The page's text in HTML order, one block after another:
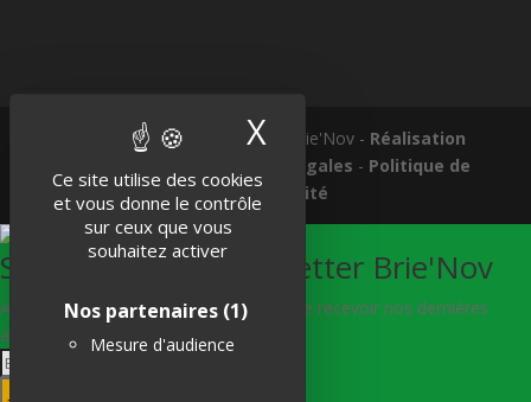
Ce site utilise des cookies
et vous donne le contrôle
sur ceux que vous
souhaitez activer
Nos partenaires (1)
Mesure d'audience
X Masquer le
Tous droits réservés © 2018 Brie'Nov - Réalisation
Mentions légales - Politique de
confidentialité
S'abonner à la Newsletter Brie'Nov
Abonnez-vous à notre newsletter afin de recevoir nos dernières
actualités.